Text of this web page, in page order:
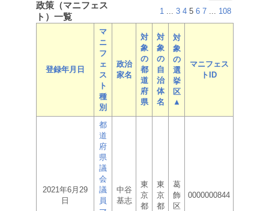
政策（マニフェス
ト）一覧
1 ... 3 4 5 6 7 ... 108
登録年月日
マ
ニ
フ
ェ
ス
ト
種
別
政治
家名
対
象
の
都
道
府
県
対
象
の
自
治
体
名
対
象
の
選
挙
区
▲
マニフェス
トID
2021年6月29
日
都
道
府
県
議
会
議
員
中谷
基志
東
京
都
東
京
都
葛
飾
区
0000000844